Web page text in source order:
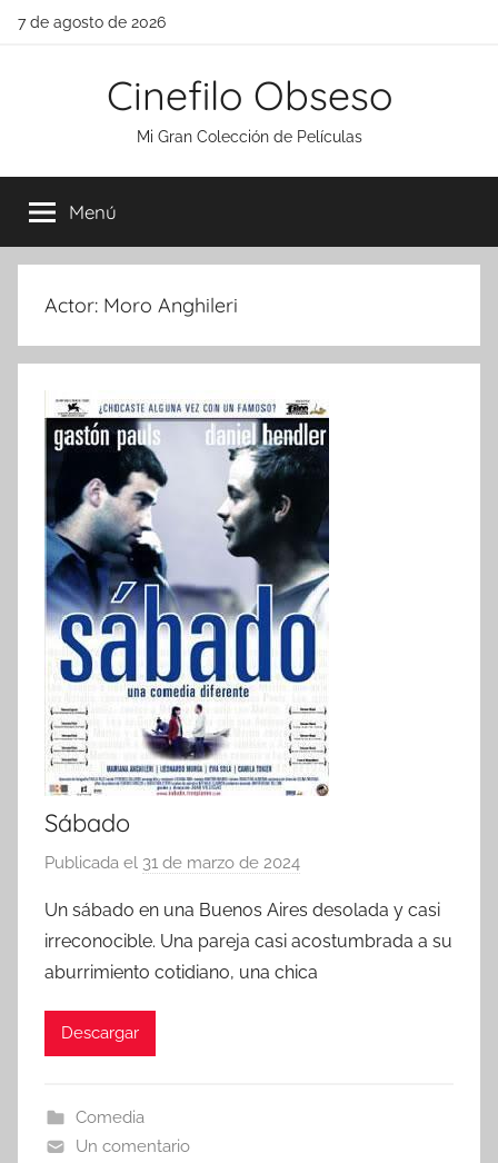
Saltar
7 de agosto de 2026
Cinefilo Obseso
Mi Gran Colección de Películas
Menú
Actor: Moro Anghileri
Sábado
Publicada el 31 de marzo de 2024
r
Un sábado en una Buenos Aires desolada y casi
irreconocible. Una pareja casi acostumbrada a su
aburrimiento cotidiano, una chica
Descargar
Comedia
Un comentario